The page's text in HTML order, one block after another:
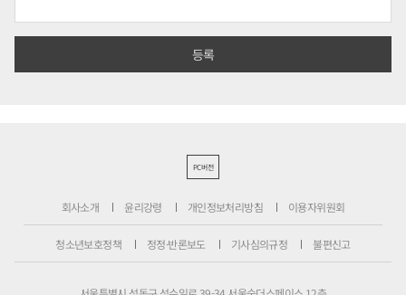
PC버전
회사소개 윤리강령 개인정보처리방침 이용자위원회
청소년보호정책 정정·반론보도 기사심의규정 불편신고